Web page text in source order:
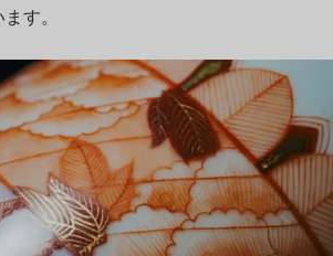
す。